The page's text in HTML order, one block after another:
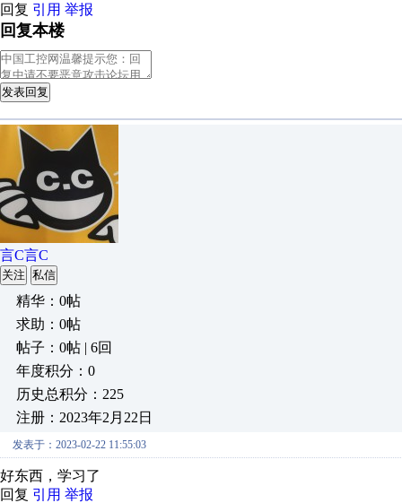
回复 引用 举报
回复本楼
发表回复
言C言C
关注 私信
精华：0帖
求助：0帖
帖子：0帖 | 6回
年度积分：0
历史总积分：225
注册：2023年2月22日
发表于：2023-02-22 11:55:03
好东西，学习了
回复 引用 举报